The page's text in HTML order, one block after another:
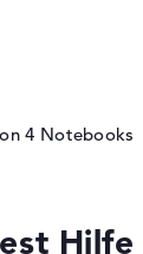
4